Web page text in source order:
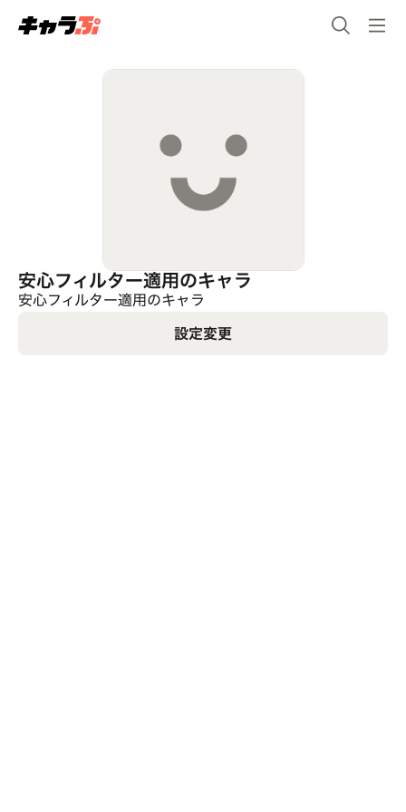
安心フィルター適用のキャラ
安心フィルター適用のキャラ
設定変更